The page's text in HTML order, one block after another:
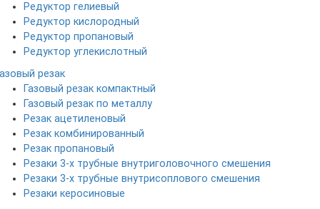
Редуктор гелиевый
Редуктор кислородный
Редуктор пропановый
Редуктор углекислотный
резак
Газовый резак компактный
Газовый резак по металлу
Резак ацетиленовый
Резак комбинированный
Резак пропановый
Резаки 3-х трубные внутриголовочного смешения
Резаки 3-х трубные внутрисоплового смешения
Резаки керосиновые